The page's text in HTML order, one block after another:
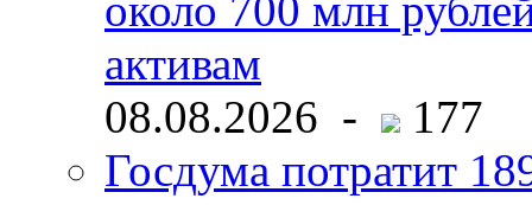
активам
08.08.2026 -
177
Госдума потратит